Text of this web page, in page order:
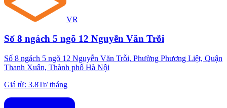
VR
Số 8 ngách 5 ngõ 12 Nguyễn Văn Trỗi
Số 8 ngách 5 ngõ 12 Nguyễn Văn Trỗi, Phường Phương Liệt, Quận
Thanh Xuân, Thành phố Hà Nội
Giá từ: 3.8Tr/tháng